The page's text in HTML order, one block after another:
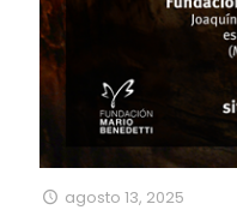
agosto 13, 2025